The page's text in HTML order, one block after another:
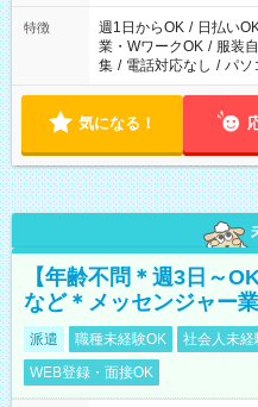
り、短時間・短期間の
特徴 週1日からOK / 日払い
業・WワークOK / 服装
集 / 電話対応なし / パソ
気になる！
【年齢不問＊週3日～
など＊メッセンジャー
派遣 職種未経験OK 社会人未経
WEB登録・面接OK